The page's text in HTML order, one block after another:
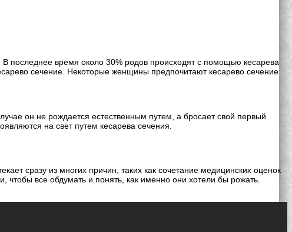
последнее время около 30% родов происходят с помощью кесарева
сечение. Некоторые женщины предпочитают кесарево сечение
он не рождается естественным путем, а бросает свой первый
на свет путем кесарева сечения.
сразу из многих причин, таких как сочетание медицинских оценок
все обдумать и понять, как именно они хотели бы рожать.